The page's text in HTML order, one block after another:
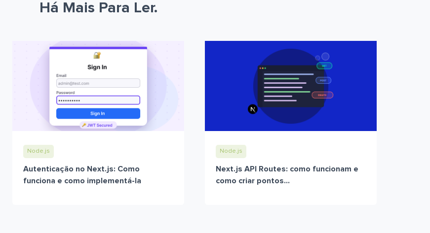
Há Mais Para Ler.
Node.js
Autenticação no Next.js: Como
funciona e como implementá-la
Node.js
Next.js API Routes: como funcionam e
como criar pontos...